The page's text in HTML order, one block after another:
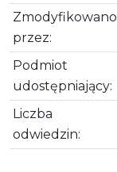
Zmodyfikowano
przez:
Podmiot
udostępniający:
Liczba
odwiedzin: